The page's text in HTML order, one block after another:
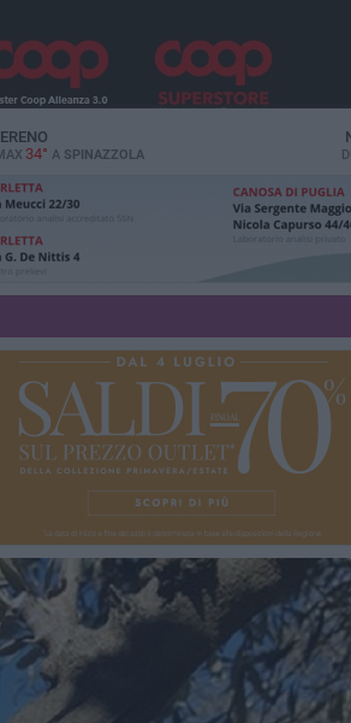
34° A SPINAZZOLA